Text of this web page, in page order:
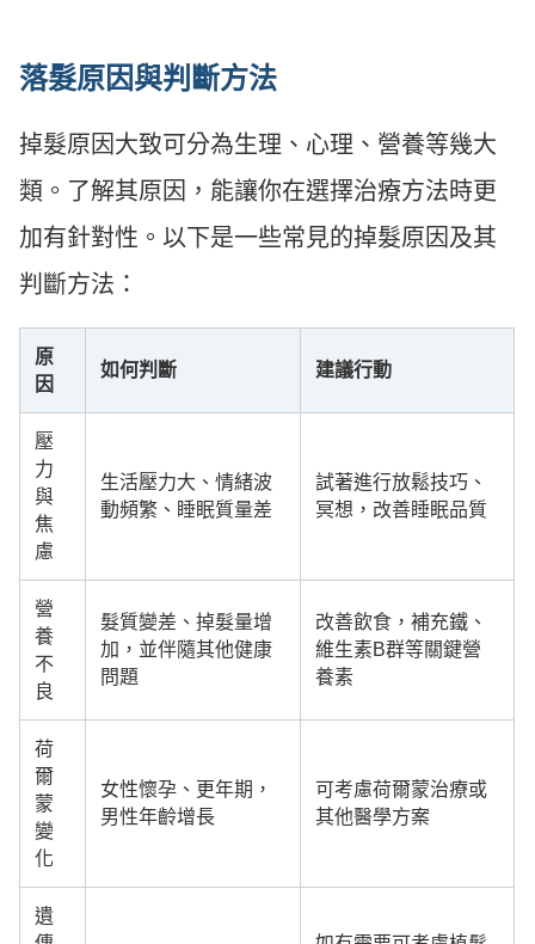
落髮原因與判斷方法
掉髮原因大致可分為生理、心理、營養等幾大
類。了解其原因，能讓你在選擇治療方法時更
加有針對性。以下是一些常見的掉髮原因及其
判斷方法：
原
因
如何判斷 建議行動
壓
力
與
焦
慮
生活壓力大、情緒波
動頻繁、睡眠質量差
試著進行放鬆技巧、
冥想，改善睡眠品質
營
養
不
良
髮質變差、掉髮量增
加，並伴隨其他健康
問題
改善飲食，補充鐵、
維生素B群等關鍵營
養素
荷
爾
蒙
變
化
女性懷孕、更年期，
男性年齡增長
可考慮荷爾蒙治療或
其他醫學方案
遺